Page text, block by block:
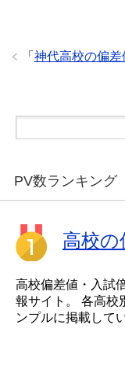
「 神代高校の偏
PV数ランキング
高校の
高校偏差値・入試
報サイト。 各高校
ンプルに掲載して